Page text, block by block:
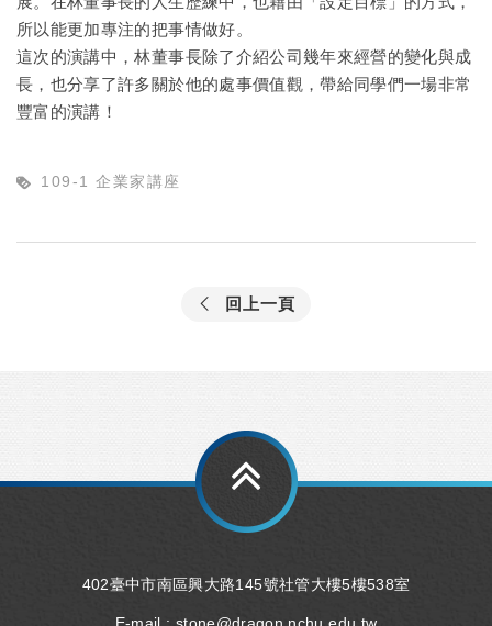
所以能更加專注的把事情做好。
這次的演講中，林董事長除了介紹公司幾年來經營的變化與成
長，也分享了許多關於他的處事價值觀，帶給同學們一場非常
豐富的演講！
109-1 企業家講座
回上一頁
402臺中市南區興大路145號社管大樓5樓538室
E-mail : stone@dragon.nchu.edu.tw